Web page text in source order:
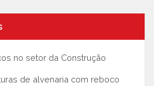
no setor da Construção
de alvenaria com reboco